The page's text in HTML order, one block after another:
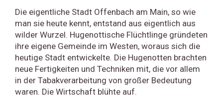
Die eigentliche Stadt Offenbach am Main, so wie
man sie heute kennt, entstand aus eigentlich aus
wilder Wurzel. Hugenottische Flüchtlinge gründeten
ihre eigene Gemeinde im Westen, woraus sich die
heutige Stadt entwickelte. Die Hugenotten brachten
neue Fertigkeiten und Techniken mit, die vor allem
in der Tabakverarbeitung von großer Bedeutung
waren. Die Wirtschaft blühte auf.